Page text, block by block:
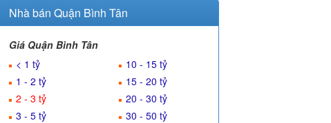
Nhà bán Quận Bình Tân
Giá Quận Bình Tân
< 1 tỷ
1 - 2 tỷ
2 - 3 tỷ
3 - 5 tỷ
10 - 15 tỷ
15 - 20 tỷ
20 - 30 tỷ
30 - 50 tỷ